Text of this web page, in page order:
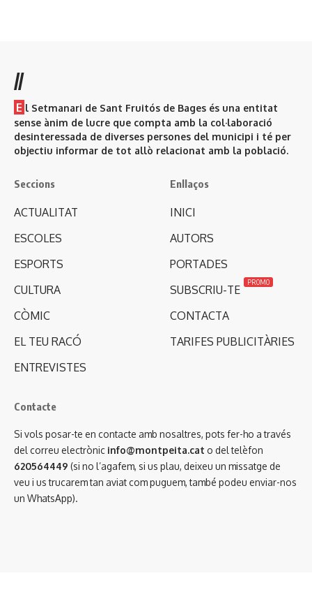
//
E l Setmanari de Sant Fruitós de Bages és una entitat
sense ànim de lucre que compta amb la col·laboració
desinteressada de diverses persones del municipi i té per
objectiu informar de tot allò relacionat amb la població.
Seccions
ACTUALITAT
ESCOLES
ESPORTS
CULTURA
CÒMIC
EL TEU RACÓ
ENTREVISTES
Enllaços
INICI
AUTORS
PORTADES
SUBSCRIU-TE
PROMO
CONTACTA
TARIFES PUBLICITÀRIES
Contacte
Si vols posar-te en contacte amb nosaltres, pots fer-ho a través
del correu electrònic info@montpeita.cat o del telèfon
620564449 (si no l’agafem, si us plau, deixeu un missatge de
veu i us trucarem tan aviat com puguem, també podeu enviar-nos
un WhatsApp).